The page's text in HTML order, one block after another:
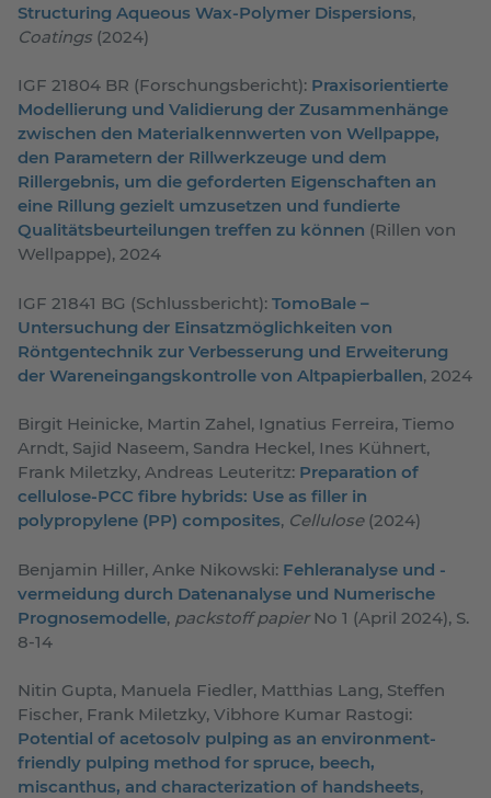
Structuring Aqueous Wax-Polymer Dispersions,
Coatings (2024)
IGF 21804 BR (Forschungsbericht): Praxisorientierte
Modellierung und Validierung der Zusammenhänge
zwischen den Materialkennwerten von Wellpappe,
den Parametern der Rillwerkzeuge und dem
Rillergebnis, um die geforderten Eigenschaften an
eine Rillung gezielt umzusetzen und fundierte
Qualitätsbeurteilungen treffen zu können (Rillen von
Wellpappe), 2024
IGF 21841 BG (Schlussbericht): TomoBale –
Untersuchung der Einsatzmöglichkeiten von
Röntgentechnik zur Verbesserung und Erweiterung
der Wareneingangskontrolle von Altpapierballen, 2024
Birgit Heinicke, Martin Zahel, Ignatius Ferreira, Tiemo
Arndt, Sajid Naseem, Sandra Heckel, Ines Kühnert,
Frank Miletzky, Andreas Leuteritz: Preparation of
cellulose-PCC fibre hybrids: Use as filler in
polypropylene (PP) composites, Cellulose(2024)
Benjamin Hiller, Anke Nikowski: Fehleranalyse und -
vermeidung durch Datenanalyse und Numerische
Prognosemodelle, packstoff papierNo 1 (April 2024), S.
8-14
Nitin Gupta, Manuela Fiedler, Matthias Lang, Steffen
Fischer, Frank Miletzky, Vibhore Kumar Rastogi:
Potential of acetosolv pulping as an environment-
friendly pulping method for spruce, beech,
miscanthus, and characterization of handsheets,